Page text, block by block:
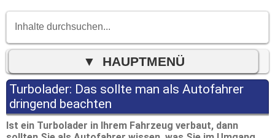
Turbolader: Das sollte man als Autofahrer
dringend beachten
Ist ein Turbolader in Ihrem Fahrzeug verbaut, dann